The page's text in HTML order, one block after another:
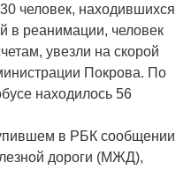
человек, находившихся
в реанимации, человек
увезли на скорой
Покрова. По
находилось 56
в РБК сообщении
дороги (МЖД),